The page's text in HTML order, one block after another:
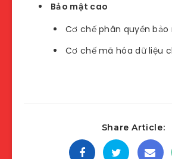
Bảo mật cao
Cơ chế phân quyền
Cơ chế mã hóa dữ liệu
Share Article: